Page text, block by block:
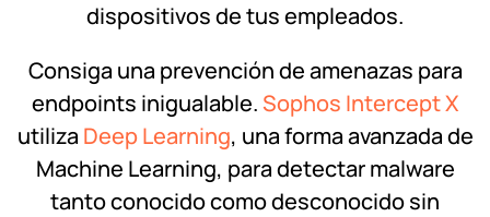
dispositivos de tus empleados.
Consiga una prevención de amenazas para
endpoints inigualable.Sophos Intercept X
utiliza Deep Learning, una forma avanzada de
Machine Learning, para detectar malware
tanto conocido como desconocido sin